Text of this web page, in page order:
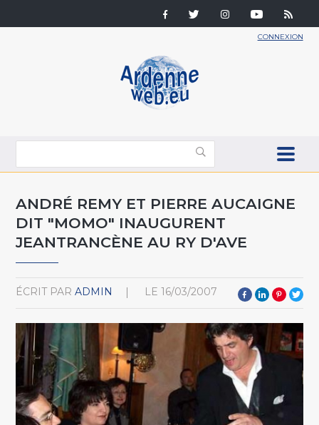
CONNEXION
ANDRÉ REMY ET PIERRE AUCAIGNE
DIT "MOMO" INAUGURENT
JEANTRANCÈNE AU RY D'AVE
ÉCRIT PAR ADMIN LE 16/03/2007